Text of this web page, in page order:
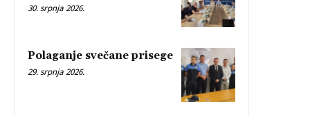
30. srpnja 2026.
Polaganje svečane prisege
29. srpnja 2026.